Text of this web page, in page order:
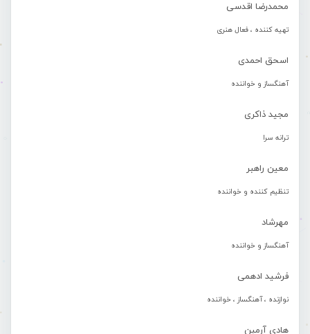
محمدرضا اقدسی
تهیه کننده ، فعال هنری
اسحق احمدی
آهنگساز و خواننده
مجید ذاکری
ترانه سرا
معین راهبر
تنظیم کننده و خواننده
مهرشاد
آهنگساز و خواننده
فرشید ادهمی
نوازنده ، آهنگساز ، خواننده
هادی آرمین